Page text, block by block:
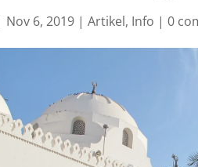
Nov 6, 2019 |Artikel, Info |0